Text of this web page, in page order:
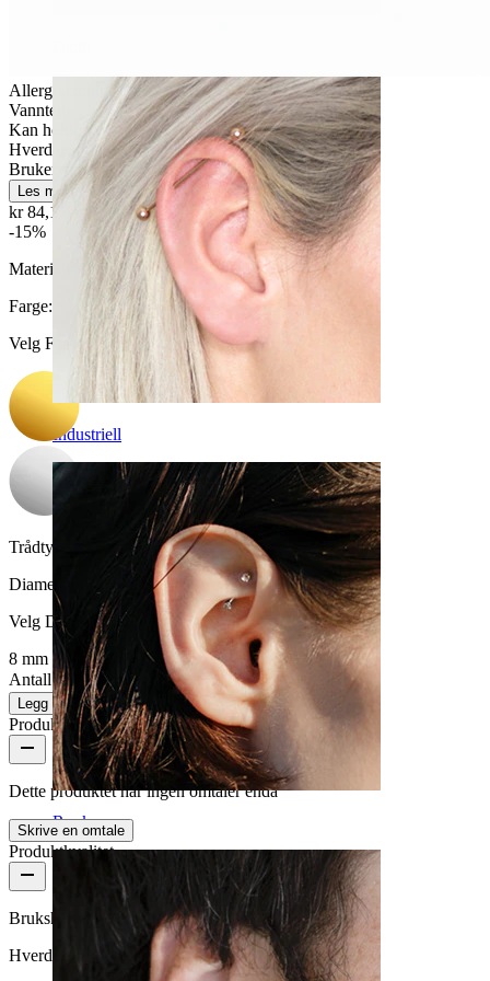
Industriell
Rook
Allergivennlig
Vanntett
Kan holde livet ut
Hverdagsbruk
Brukervennligt
Les mer
kr 84,15
kr 99,00
-15%
Materiale:
Titan
Farge:
Velg Farge
Trådtykkelse:
1 mm
Diameter
Velg Diameter
8 mm
Antall: 1
Endre
Legg i handlekurv
Produktanmeldelser
Dette produktet har ingen omtaler enda
Skrive en omtale
Produktkvalitet
Brukshyppighet
Hverdagsbruk